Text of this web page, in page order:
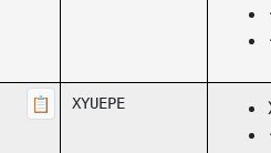
📋 XYUEPE